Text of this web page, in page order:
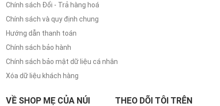
Chính sách Đổi - Trả hàng hoá
Chính sách và quy định chung
Hướng dẫn thanh toán
Chính sách bảo hành
Chính sách bảo mật dữ liệu cá nhân
Xóa dữ liệu khách hàng
VỀ SHOP MẸ CỦA NÚI THEO DÕI TÔI TRÊN